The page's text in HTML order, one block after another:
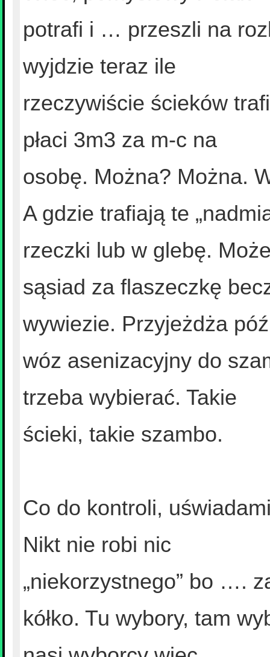
potrafi i … przeszli na
wyjdzie teraz ile
rzeczywiście ścieków
płaci 3m3 za m-c na
osobę. Można? Można.
A gdzie trafiają te
rzeczki lub w glebę.
sąsiad za flaszeczkę
wywiezie. Przyjeżdża
wóz asenizacyjny do
trzeba wybierać. Takie
ścieki, takie szambo.
Co do kontroli,
Nikt nie robi nic
„niekorzystnego” bo ….
kółko. Tu wybory, tam